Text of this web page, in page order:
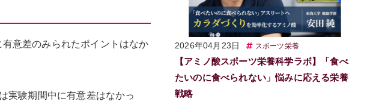
意差のみられたポイントはなか
実験期間中に有意差はなかっ
2026年04月23日 スポーツ栄養
【アミノ酸スポーツ栄養科学ラボ】「食べ
たいのに食べられない」悩みに応える栄養
戦略